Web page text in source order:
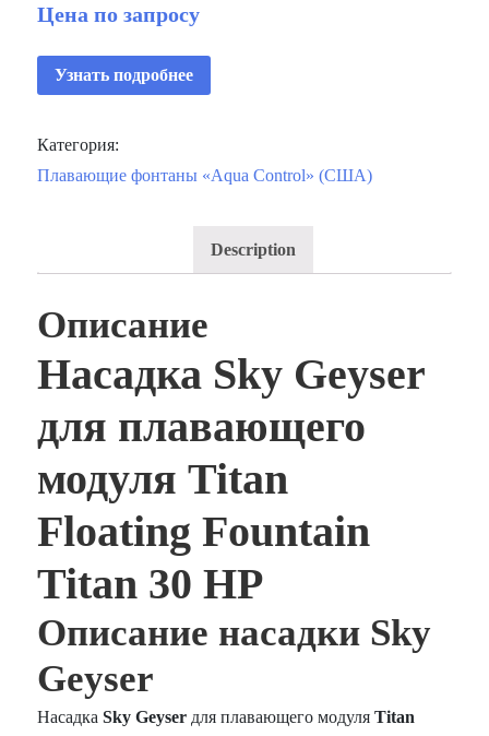
Цена по запросу
Узнать подробнее
Категория:
Плавающие фонтаны «Aqua Control» (США)
Description
Описание
Насадка Sky Geyser
для плавающего
модуля Titan
Floating Fountain
Titan 30 HP
Описание насадки Sky
Geyser
НасадкаSky Geyser для плавающего модуляTitan